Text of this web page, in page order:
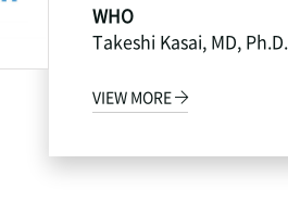
WHO
Takeshi Kasai, MD, Ph.D.
VIEW MORE